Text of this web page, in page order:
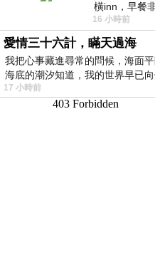
橫inn，早餐
看到工作人員
16 小時前
愛情三十六計，瞞天過海
我把心事藏進尋常的問候，海面
海底的潮汐知道，我的世界早已向
17 小時前